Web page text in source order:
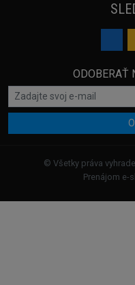
ODOBERAŤ
© Všetky práva
Prenájom e-